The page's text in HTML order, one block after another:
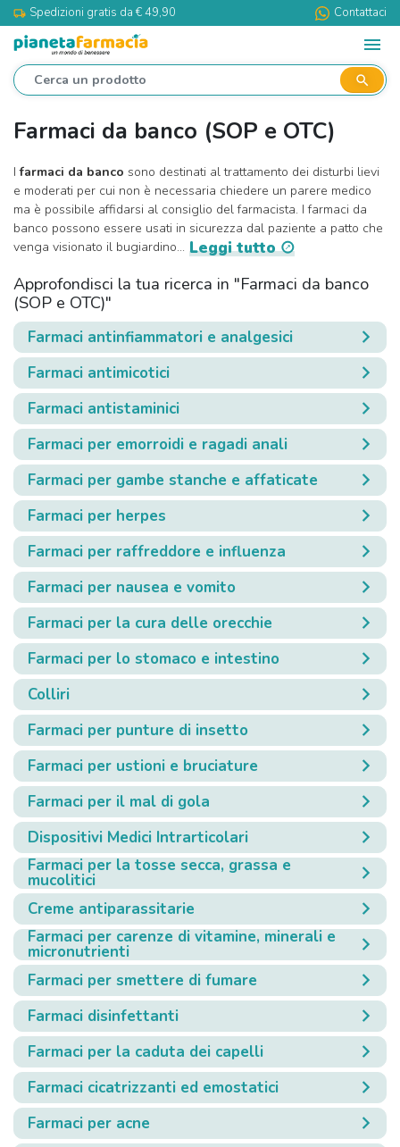
local_shipping Spedizioni gratis da € 49,90 Contattaci
menu
search
Farmaci da banco (SOP e OTC)
Ifarmaci da banco sono destinati al trattamento dei disturbi lievi
e moderati per cui non è necessaria chiedere un parere medico
ma è possibile affidarsi al consiglio del farmacista. I farmaci da
banco possono essere usati in sicurezza dal paziente a patto che
venga visionato il bugiardino... Leggi tutto
Approfondisci la tua ricerca in "Farmaci da banco
(SOP e OTC)"
Farmaci antinfiammatori e analgesici
Farmaci antimicotici
Farmaci antistaminici
Farmaci per emorroidi e ragadi anali
Farmaci per gambe stanche e affaticate
Farmaci per herpes
Farmaci per raffreddore e influenza
Farmaci per nausea e vomito
Farmaci per la cura delle orecchie
Farmaci per lo stomaco e intestino
Colliri
Farmaci per punture di insetto
Farmaci per ustioni e bruciature
Farmaci per il mal di gola
Dispositivi Medici Intrarticolari
Farmaci per la tosse secca, grassa e
mucolitici
Creme antiparassitarie
Farmaci per carenze di vitamine, minerali e
micronutrienti
Farmaci per smettere di fumare
Farmaci disinfettanti
Farmaci per la caduta dei capelli
Farmaci cicatrizzanti ed emostatici
Farmaci per acne